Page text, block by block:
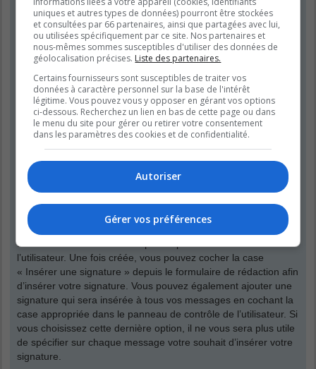
que vos propres messages. Vous pouvez modifier un de vos
messages en cliquant le bouton adéquat, parfois dans une
limite de temps après que le message initial ait été publié. Si
quelqu’un a déjà répondu à votre message, un petit texte situé
en dessous du message affichera le nombre de fois que vous
l’avez modifié, contenant la date et l’heure de la modification.
Ce petit texte n’apparaîtra pas s’il s’agit d’une modification
effectuée par un modérateur ou un administrateur, bien qu’ils
puissent rédiger une raison discrète concernant leur
modification. Veuillez noter que les utilisateurs normaux ne
été publiée.
Comment puis-je insérer une signature à mon message ?
Pour insérer une signature à un de vos messages, vous devez
tout d’abord en créer une depuis le panneau de contrôle de
l’utilisateur. Une fois créée, vous pouvez cocher la case
« Insérer une signature » depuis le formulaire de rédaction afin
d’insérer votre signature. Vous pouvez également ajouter une
signature qui sera insérée à tous vos messages en cochant la
case appropriée dans le panneau de contrôle de l’utilisateur. Si
vous choisissez cette dernière option, il ne vous sera plus utile
de spécifier sur chaque message votre souhait d’insérer votre
signature.
uniques et autres types de données) pourront être stockées
et consultées par 66 partenaires, ainsi que partagées avec lui,
ou utilisées spécifiquement par ce site. Nos partenaires et
nous-mêmes sommes susceptibles d'utiliser des données de
géolocalisation précises. Liste des partenaires.
Certains fournisseurs sont susceptibles de traiter vos
données à caractère personnel sur la base de l'intérêt
légitime. Vous pouvez vous y opposer en gérant vos options
ci-dessous. Recherchez un lien en bas de cette page ou dans
le menu du site pour gérer ou retirer votre consentement
dans les paramètres des cookies et de confidentialité.
Autoriser
Gérer vos préférences